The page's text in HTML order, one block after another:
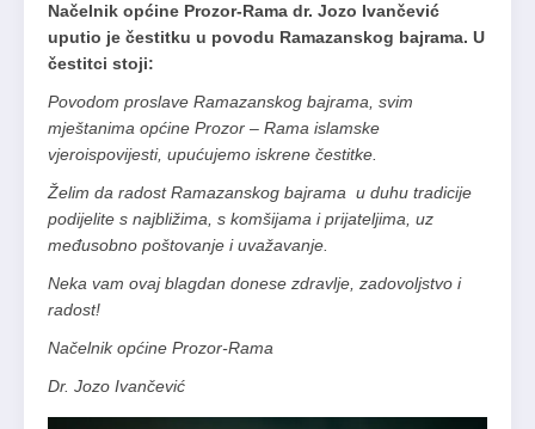
Načelnik općine Prozor-Rama dr. Jozo Ivančević
uputio je čestitku u povodu Ramazanskog bajrama. U
čestitci stoji:
Povodom proslave Ramazanskog bajrama, svim
mještanima općine Prozor – Rama islamske
vjeroispovijesti, upućujemo iskrene čestitke.
Želim da radost Ramazanskog bajrama u duhu tradicije
podijelite s najbližima, s komšijama i prijateljima, uz
međusobno poštovanje i uvažavanje.
Neka vam ovaj blagdan donese zdravlje, zadovoljstvo i
radost!
Načelnik općine Prozor-Rama
Dr. Jozo Ivančević